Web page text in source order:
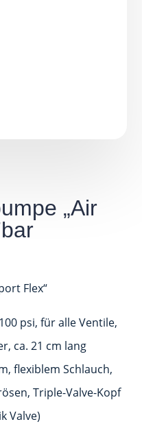
„Air
Flex“
psi, für alle Ventile,
ca. 21 cm lang
flexiblem Schlauch,
Triple-Valve-Kopf
Valve)